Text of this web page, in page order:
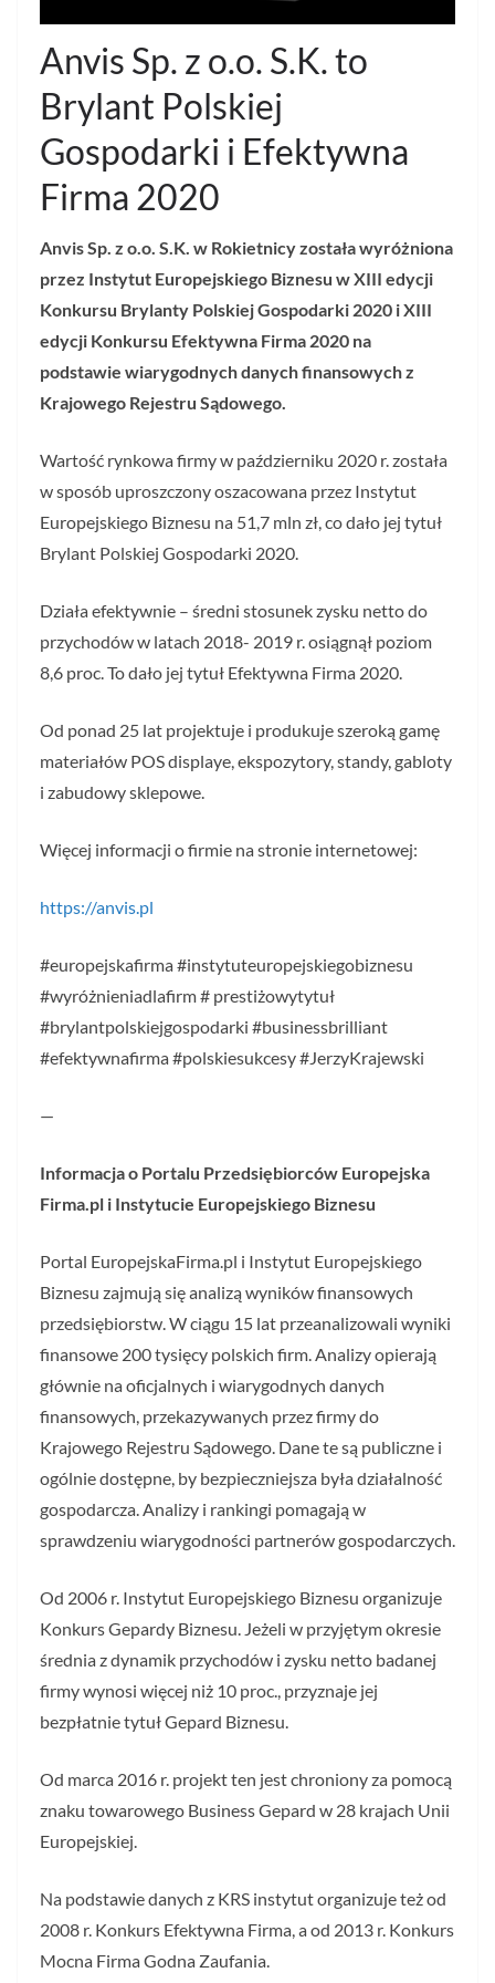
Anvis Sp. z o.o. S.K. to
Brylant Polskiej
Gospodarki i Efektywna
Firma 2020
Anvis Sp. z o.o. S.K. w Rokietnicy została wyróżniona
przez Instytut Europejskiego Biznesu w XIII edycji
Konkursu Brylanty Polskiej Gospodarki 2020 i XIII
edycji Konkursu Efektywna Firma 2020 na
podstawie wiarygodnych danych finansowych z
Krajowego Rejestru Sądowego.
Wartość rynkowa firmy w październiku 2020 r. została
w sposób uproszczony oszacowana przez Instytut
Europejskiego Biznesu na 51,7 mln zł, co dało jej tytuł
Brylant Polskiej Gospodarki 2020.
Działa efektywnie – średni stosunek zysku netto do
przychodów w latach 2018- 2019 r. osiągnął poziom
8,6 proc. To dało jej tytuł Efektywna Firma 2020.
Od ponad 25 lat projektuje i produkuje szeroką gamę
materiałów POS displaye, ekspozytory, standy, gabloty
i zabudowy sklepowe.
Więcej informacji o firmie na stronie internetowej:
https://anvis.pl
#europejskafirma #instytuteuropejskiegobiznesu
#wyróżnieniadlafirm # prestiżowytytuł
#brylantpolskiejgospodarki #businessbrilliant
#efektywnafirma #polskiesukcesy #JerzyKrajewski
—
Informacja o Portalu Przedsiębiorców Europejska
Firma.pl i Instytucie Europejskiego Biznesu
Portal EuropejskaFirma.pl i Instytut Europejskiego
Biznesu zajmują się analizą wyników finansowych
przedsiębiorstw. W ciągu 15 lat przeanalizowali wyniki
finansowe 200 tysięcy polskich firm. Analizy opierają
głównie na oficjalnych i wiarygodnych danych
finansowych, przekazywanych przez firmy do
Krajowego Rejestru Sądowego. Dane te są publiczne i
ogólnie dostępne, by bezpieczniejsza była działalność
gospodarcza. Analizy i rankingi pomagają w
sprawdzeniu wiarygodności partnerów gospodarczych.
Od 2006 r. Instytut Europejskiego Biznesu organizuje
Konkurs Gepardy Biznesu. Jeżeli w przyjętym okresie
średnia z dynamik przychodów i zysku netto badanej
firmy wynosi więcej niż 10 proc., przyznaje jej
bezpłatnie tytuł Gepard Biznesu.
Od marca 2016 r. projekt ten jest chroniony za pomocą
znaku towarowego Business Gepard w 28 krajach Unii
Europejskiej.
Na podstawie danych z KRS instytut organizuje też od
2008 r. Konkurs Efektywna Firma, a od 2013 r. Konkurs
Mocna Firma Godna Zaufania.